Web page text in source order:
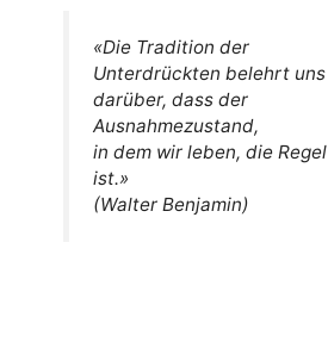
«Die Tradition der
Unterdrückten belehrt uns
darüber, dass der
Ausnahmezustand,
in dem wir leben, die Regel
ist.»
(Walter Benjamin)